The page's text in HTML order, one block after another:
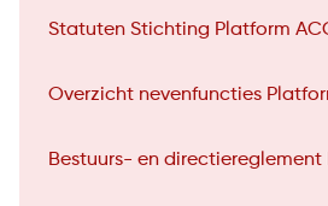
Statuten Stichting Platform
Overzicht nevenfuncties
Bestuurs- en directiereglement